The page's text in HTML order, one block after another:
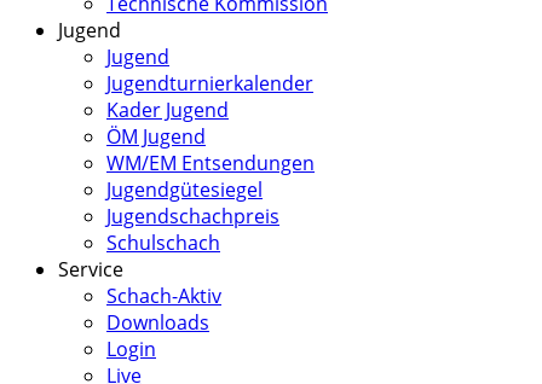
Jugend
Jugend
Jugendturnierkalender
Kader Jugend
ÖM Jugend
WM/EM Entsendungen
Jugendgütesiegel
Jugendschachpreis
Schulschach
Service
Schach-Aktiv
Downloads
Login
Live